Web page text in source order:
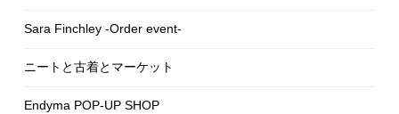
Sara Finchley -Order event-
ニートと古着とマーケット
Endyma POP-UP SHOP